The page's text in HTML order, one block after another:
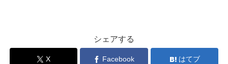
シェアする
X Facebook はてブ